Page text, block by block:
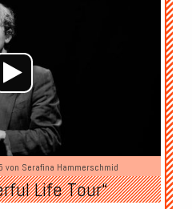
Player
von Serafina Hammerschmid
Life Tour“